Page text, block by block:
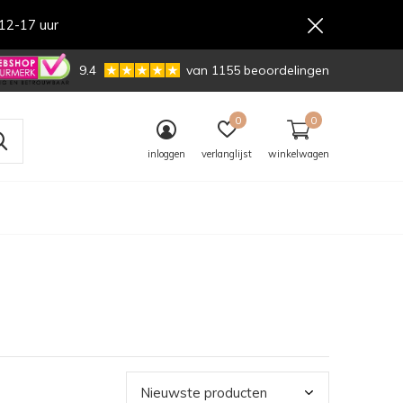
inloggen verlanglijst
0
winkelwagen
0
9.4 van 1155 beoordelingen
17 uur